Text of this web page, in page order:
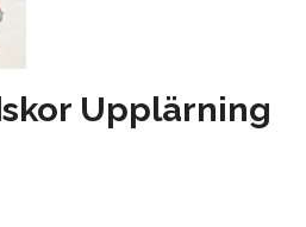
Upplärning